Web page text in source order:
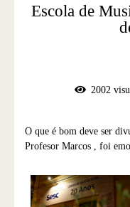
Escola de
2002
O que é bom deve ser
Profesor Marcos , foi